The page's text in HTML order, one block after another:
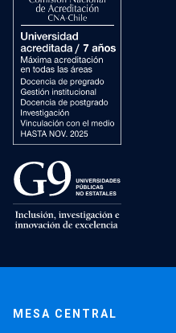
MESA CENTRAL